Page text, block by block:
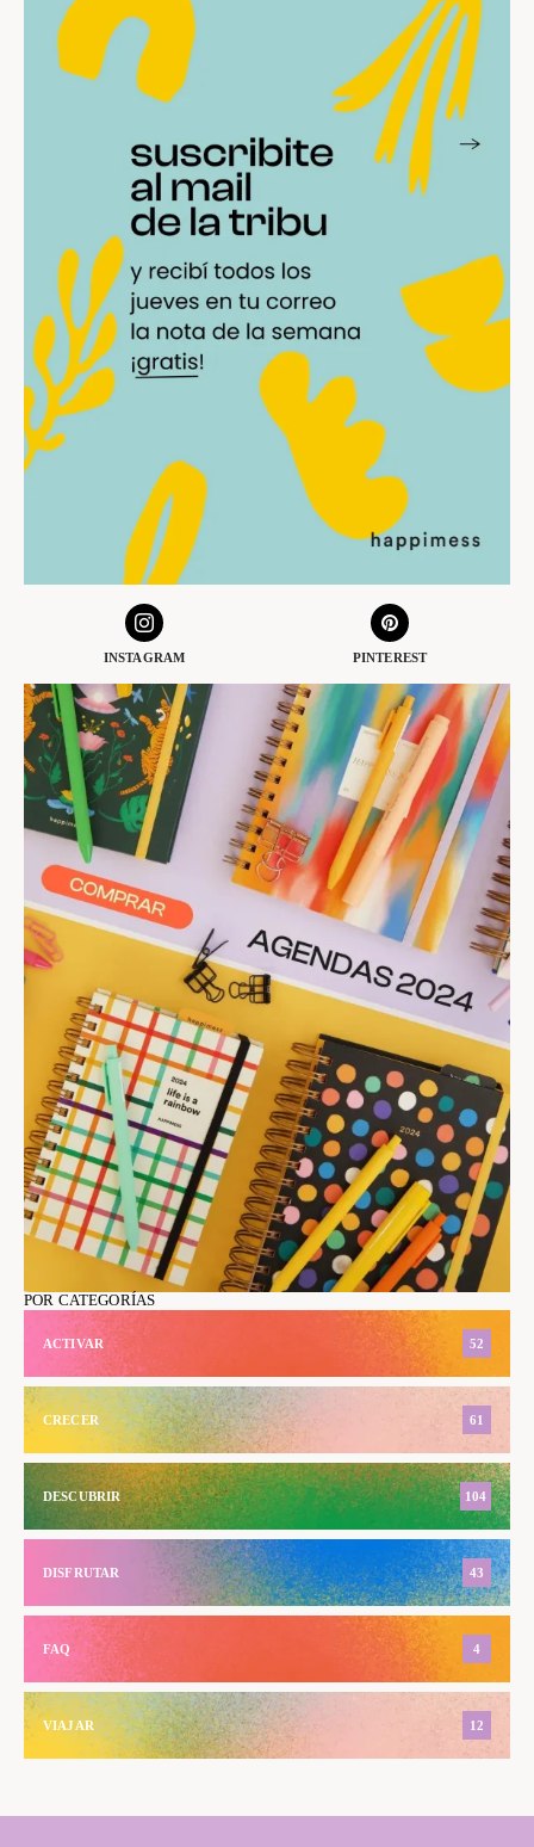
INSTAGRAM PINTEREST
POR CATEGORÍAS
ACTIVAR 52
CRECER 61
DESCUBRIR 104
DISFRUTAR 43
FAQ 4
VIAJAR 12